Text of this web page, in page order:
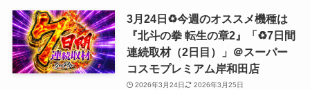
3月24日♻️今週のオススメ機種は
『北斗の拳 転生の章2』「♻️7日間
連続取材（2日目）」＠スーパー
コスモプレミアム岸和田店
2026年3月24日 2026年3月25日